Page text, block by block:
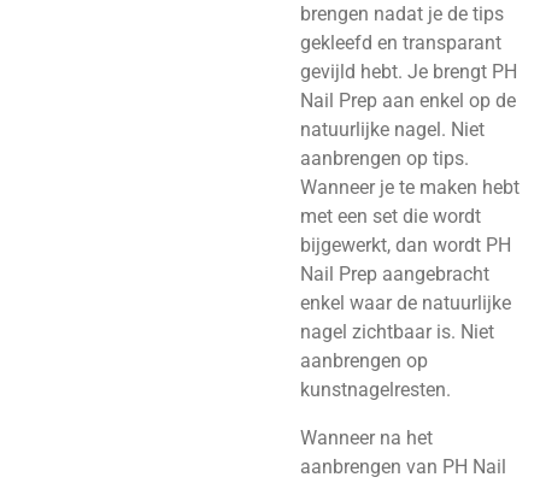
brengen nadat je de tips
gekleefd en transparant
gevijld hebt. Je brengt PH
Nail Prep aan enkel op de
natuurlijke nagel. Niet
aanbrengen op tips.
Wanneer je te maken hebt
met een set die wordt
bijgewerkt, dan wordt PH
Nail Prep aangebracht
enkel waar de natuurlijke
nagel zichtbaar is. Niet
aanbrengen op
kunstnagelresten.
Wanneer na het
aanbrengen van PH Nail